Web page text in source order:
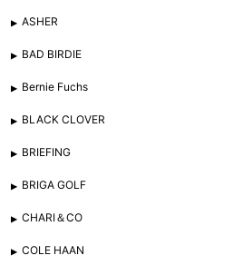
ASHER
BAD BIRDIE
Bernie Fuchs
BLACK CLOVER
BRIEFING
BRIGA GOLF
CHARI＆CO
COLE HAAN